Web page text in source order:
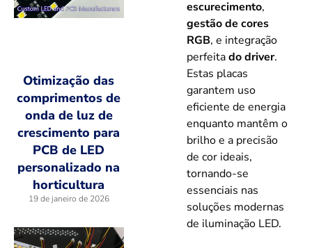
Otimização das
comprimentos de
onda de luz de
crescimento para
PCB de LED
personalizado na
horticultura
19 de janeiro de 2026
escurecimento,
gestão de cores
RGB, e integração
perfeitado driver.
Estas placas
garantem uso
eficiente de energia
enquanto mantêm o
brilho e a precisão
de cor ideais,
tornando-se
essenciais nas
soluções modernas
de iluminação LED.